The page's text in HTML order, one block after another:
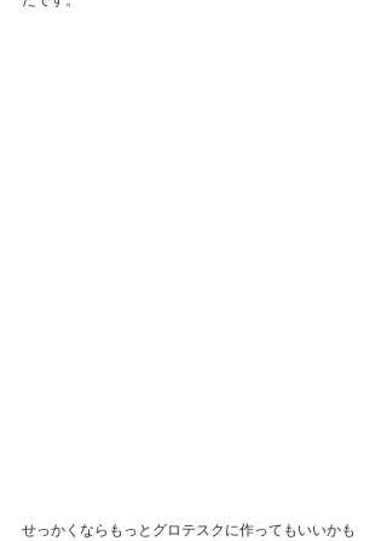
せっかくならもっとグロテスクに作ってもいいかも